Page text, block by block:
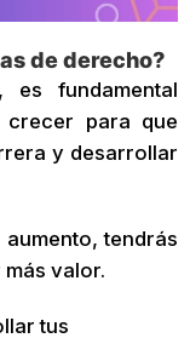
de derecho?
fundamental
para que
y desarrollar
tendrás
valor.
tus